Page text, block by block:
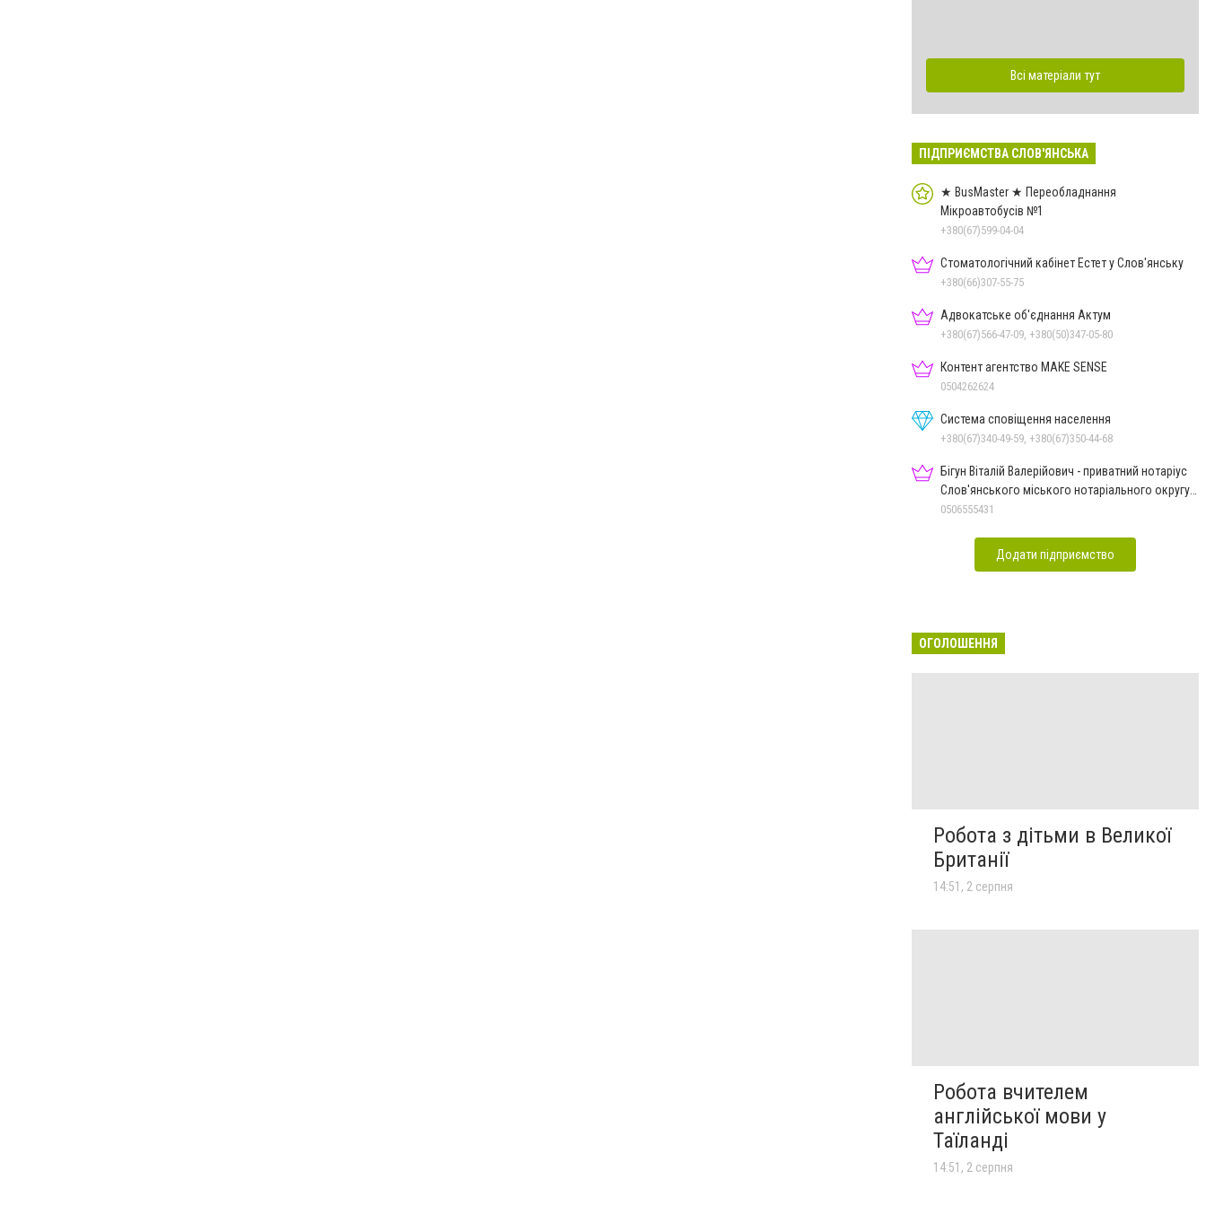
Всі матеріали тут
ПІДПРИЄМСТВА СЛОВ'ЯНСЬКА
★ BusMaster ★ Переобладнання
Мікроавтобусів №1
+380(67)599-04-04
Стоматологічний кабінет Естет у Слов'янську
+380(66)307-55-75
Адвокатське об'єднання Актум
+380(67)566-47-09, +380(50)347-05-80
Контент агентство MAKE SENSE
0504262624
Система сповіщення населення
+380(67)340-49-59, +380(67)350-44-68
Бігун Віталій Валерійович - приватний нотаріус
Слов'янського міського нотаріального округу
Дон.обл.
0506555431
Додати підприємство
ОГОЛОШЕННЯ
Робота з дітьми в Великої
Британії
14:51, 2 серпня
Робота вчителем
англійської мови у
Таїланді
14:51, 2 серпня